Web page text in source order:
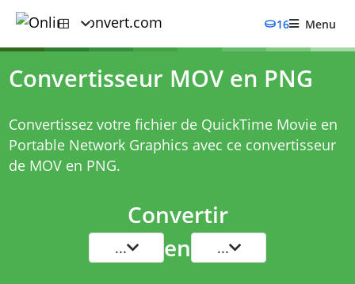
16 Menu
Convertisseur MOV en PNG
Convertissez votre fichier de QuickTime Movie en
Portable Network Graphics avec ce convertisseur
de MOV en PNG.
Convertir
... en ...